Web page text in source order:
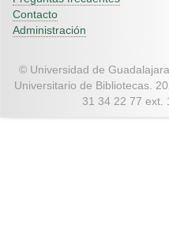
Contacto
Administración
© Universidad de
Universitario de Bibliotecas.
31 34 22 77 ext.